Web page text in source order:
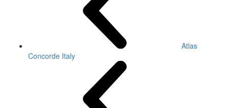
Atlas
Concorde Italy